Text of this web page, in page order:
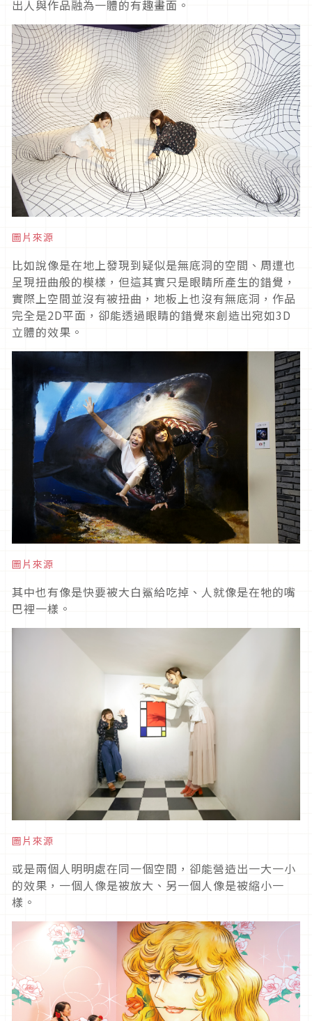
出人與作品融為一體的有趣畫面。
圖片來源
比如說像是在地上發現到疑似是無底洞的空間、周遭也
呈現扭曲般的模樣，但這其實只是眼睛所產生的錯覺，
實際上空間並沒有被扭曲，地板上也沒有無底洞，作品
完全是2D平面，卻能透過眼睛的錯覺來創造出宛如3D
立體的效果。
圖片來源
其中也有像是快要被大白鯊給吃掉、人就像是在牠的嘴
巴裡一樣。
圖片來源
或是兩個人明明處在同一個空間，卻能營造出一大一小
的效果，一個人像是被放大、另一個人像是被縮小一
樣。